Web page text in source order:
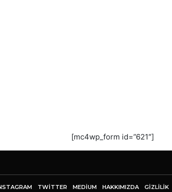
[mc4wp_form id=”621″]
TWITTER MEDIUM HAKKIMIZDA GİZLİLİK